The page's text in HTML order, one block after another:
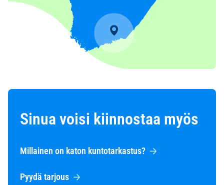
Sinua voisi kiinnostaa myös
Millainen on katon kuntotarkastus?
Pyydä tarjous